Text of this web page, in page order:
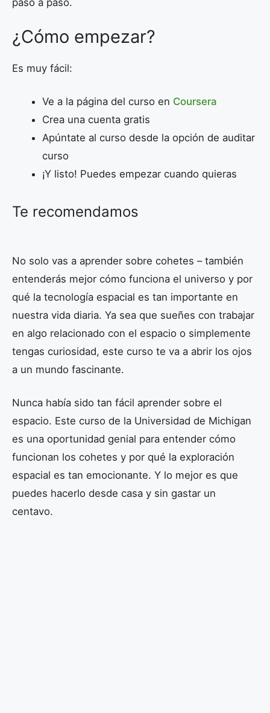
¿Cómo empezar?
Es muy fácil:
Ve a la página del curso en Coursera
Crea una cuenta gratis
Apúntate al curso desde la opción de auditar
curso
¡Y listo! Puedes empezar cuando quieras
Te recomendamos
No solo vas a aprender sobre cohetes – también
entenderás mejor cómo funciona el universo y por
qué la tecnología espacial es tan importante en
nuestra vida diaria. Ya sea que sueñes con trabajar
en algo relacionado con el espacio o simplemente
tengas curiosidad, este curso te va a abrir los ojos
a un mundo fascinante.
Nunca había sido tan fácil aprender sobre el
espacio. Este curso de la Universidad de Michigan
es una oportunidad genial para entender cómo
funcionan los cohetes y por qué la exploración
espacial es tan emocionante. Y lo mejor es que
puedes hacerlo desde casa y sin gastar un
centavo.